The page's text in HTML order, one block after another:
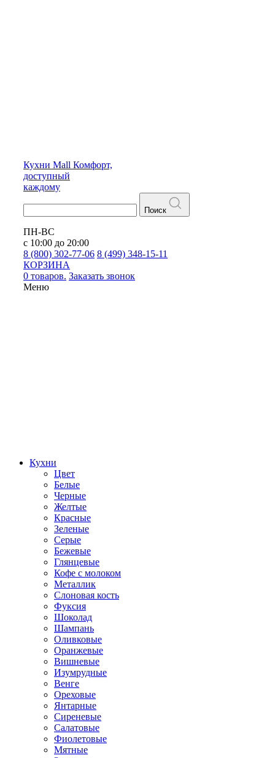
Кухни Mall Комфорт,
доступный
каждому
Поиск
ПН-ВС
с 10:00 до 20:00
8 (800) 302-77-06 8 (499) 348-15-11
КОРЗИНА
0 товаров. Заказать звонок
Меню
Кухни
Цвет
Белые
Черные
Желтые
Красные
Зеленые
Серые
Бежевые
Глянцевые
Кофе с молоком
Металлик
Слоновая кость
Фуксия
Шоколад
Шампань
Оливковые
Оранжевые
Вишневые
Изумрудные
Венге
Ореховые
Янтарные
Сиреневые
Салатовые
Фиолетовые
Мятные